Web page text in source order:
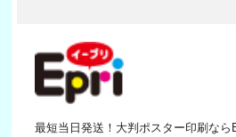
最短当日発送！大判ポスター印刷な